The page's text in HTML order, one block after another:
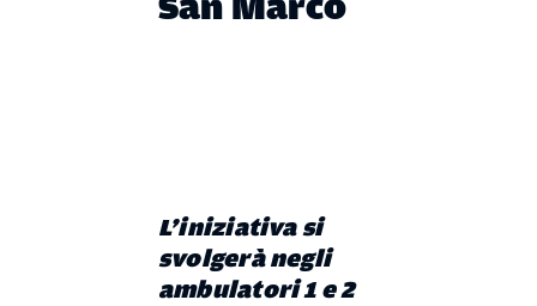
L’iniziativa si
svolgerà negli
ambulatori 1 e 2